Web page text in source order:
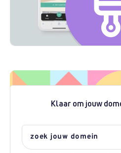
Klaar om jouw